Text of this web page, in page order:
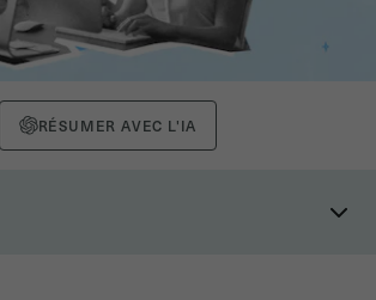
RÉSUMER AVEC L'IA